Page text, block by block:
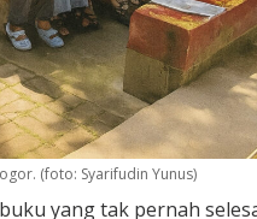
(foto: Syarifudin Yunus)
yang tak pernah